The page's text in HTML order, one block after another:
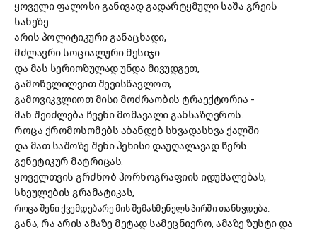
ყოველი ფალოსი განივად გადარტყმული საშა გრეის
სახეზე
არის პოლიტიკური განაცხადი,
მძლავრი სოციალური მესიჯი
და მას სერიოზულად უნდა მივუდგეთ,
გამოწვლილვით შევისწავლოთ,
გამოვიკვლიოთ მისი მოძრაობის ტრაექტორია -
მან შეიძლება ჩვენი მომავალი განსაზღვროს.
როცა ქრომოსომებს აბანდებ სხვადასხვა ქალში
და მათ საშოზე შენი პენისი დაუღალავად წერს
გენეტიკურ მატრიცას.
ყოველთვის გრძნობ პორნოგრაფიის იდუმალებას,
სხეულების გრამატიკას,
როცა შენი ქვემდებარე მის შემასმენელს პირში თანხვდება.
განა, რა არის ამაზე მეტად სამეცნიერო, ამაზე ზუსტი და